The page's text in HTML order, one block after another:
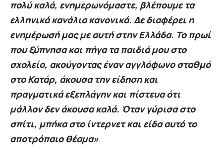
πολύ καλά, ενημερωνόμαστε, βλέπουμε τα
ελληνικά κανάλια κανονικά. Δε διαφέρει η
ενημέρωσή μας με αυτή στην Ελλάδα. Το πρωί
που ξύπνησα και πήγα τα παιδιά μου στο
σχολείο, ακούγοντας έναν αγγλόφωνο σταθμό
στο Κατάρ, άκουσα την είδηση και
πραγματικά εξεπλάγην και πίστευα ότι
μάλλον δεν άκουσα καλά. Όταν γύρισα στο
σπίτι, μπήκα στο ίντερνετ και είδα αυτό το
αποτρόπαιο θέαμα».